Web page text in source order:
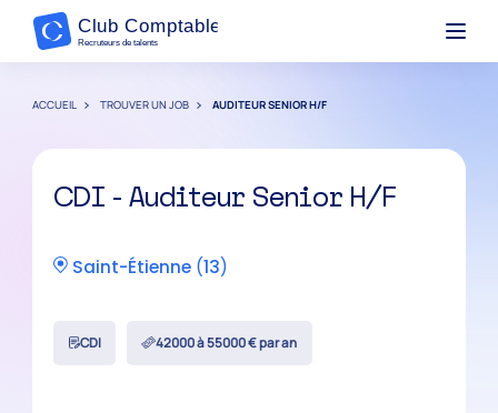
ACCUEIL TROUVER UN JOB AUDITEUR SENIOR H/F
CDI - Auditeur Senior H/F
Saint-Étienne(13)
CDI 42000 à 55000 € par an